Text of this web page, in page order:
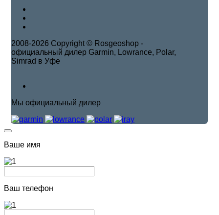
2008-2026 Copyright © Rosgeoshop -
официальный дилер Garmin, Lowrance, Polar,
Simrad в Уфе
Мы официальный дилер
Ваше имя
Ваш телефон